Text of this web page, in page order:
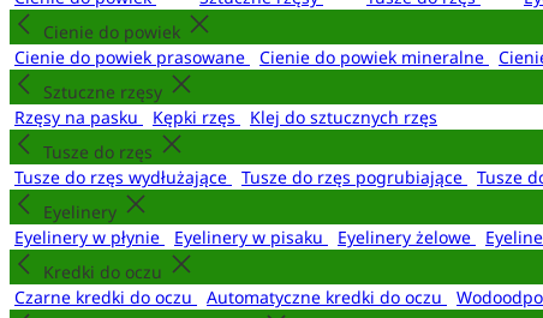
Cienie do powiek
Cienie do powiek prasowane
Cienie do powiek mineralne
Sztuczne rzęsy
Rzęsy na pasku
Kępki rzęs
Klej do sztucznych rzęs
Tusze do rzęs
Tusze do rzęs wydłużające
Tusze do rzęs pogrubiające Tusze
Eyelinery
Eyelinery w płynie
Eyelinery w pisaku Eyelinery żelowe
Kredki do oczu
Czarne kredki do oczu
Automatyczne kredki do oczu